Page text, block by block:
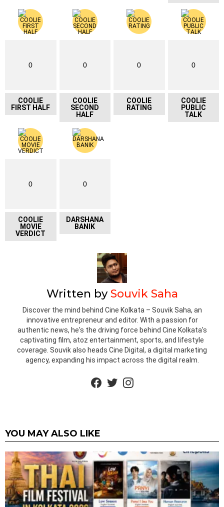
0
COOLIE
FIRST HALF
0
COOLIE
SECOND
HALF
0
COOLIE
RATING
0
COOLIE
PUBLIC
TALK
0
COOLIE
MOVIE
VERDICT
0
DARSHANA
BANIK
Written bySouvik Saha
Discover the mind behind Cine Kolkata – Souvik Saha, an
innovative entrepreneur and editor. With a passion for
authentic news, he's the driving force behind Cine Kolkata's
captivating film, atoz entertainment, sports, and lifestyle
coverage. Souvik also heads Cine Digital, a digital marketing
agency, expanding his impact across the digital realm.
facebooktwitterinstagram
YOU MAY ALSO LIKE